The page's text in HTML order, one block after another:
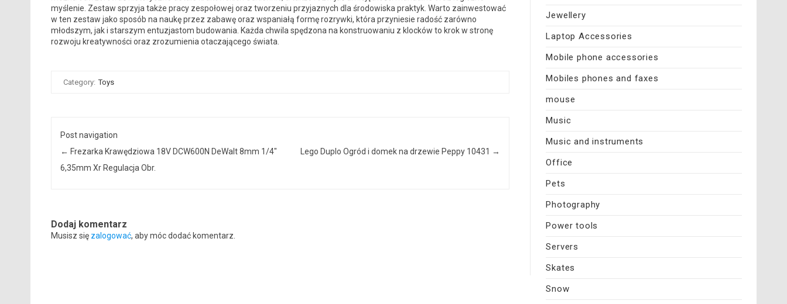
myślenie. Zestaw sprzyja także pracy zespołowej oraz tworzeniu przyjaznych dla środowiska praktyk. Warto zainwestować
w ten zestaw jako sposób na naukę przez zabawę oraz wspaniałą formę rozrywki, która przyniesie radość zarówno
młodszym, jak i starszym entuzjastom budowania. Każda chwila spędzona na konstruowaniu z klocków to krok w stronę
rozwoju kreatywności oraz zrozumienia otaczającego świata.
Category: Toys
Post navigation
← Frezarka Krawędziowa 18V DCW600N DeWalt 8mm 1/4″
6,35mm Xr Regulacja Obr.
Lego Duplo Ogród i domek na drzewie Peppy 10431 →
Dodaj komentarz
Musisz się zalogować, aby móc dodać komentarz.
Jewellery
Laptop Accessories
Mobile phone accessories
Mobiles phones and faxes
mouse
Music
Music and instruments
Office
Pets
Photography
Power tools
Servers
Skates
Snow